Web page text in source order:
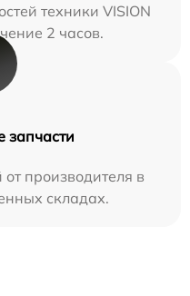
техники VISION
2 часов.
запчасти
производителя в
складах.